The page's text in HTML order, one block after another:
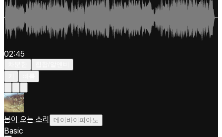
02:45
봄이 오는 소리 데이바이피아노
Basic